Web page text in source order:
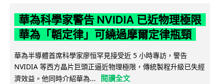
華為科學家警告 NVIDIA 已近物理極限
華為「韜定律」可繞過摩爾定律瓶頸
華為半導體首席科學家廖恒罕見接受近 5 小時專訪，警告
NVIDIA 等西方晶片巨頭正逼近物理極限，傳統製程升級已失經
濟效益。他同時介紹華為...
閱讀全文